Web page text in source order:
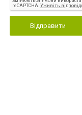
Відправити